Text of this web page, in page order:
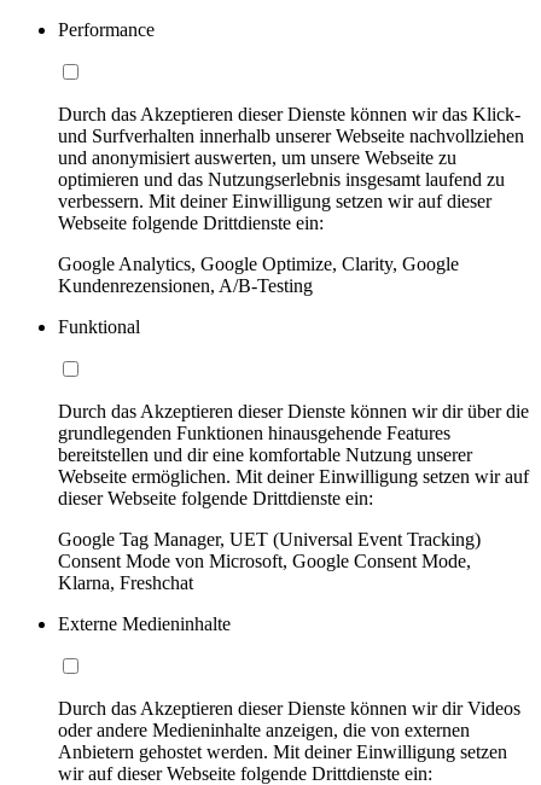
Performance
Durch das Akzeptieren dieser Dienste können wir das Klick-
und Surfverhalten innerhalb unserer Webseite nachvollziehen
und anonymisiert auswerten, um unsere Webseite zu
optimieren und das Nutzungserlebnis insgesamt laufend zu
verbessern. Mit deiner Einwilligung setzen wir auf dieser
Webseite folgende Drittdienste ein:
Google Analytics, Google Optimize, Clarity, Google
Kundenrezensionen, A/B-Testing
Funktional
Durch das Akzeptieren dieser Dienste können wir dir über die
grundlegenden Funktionen hinausgehende Features
bereitstellen und dir eine komfortable Nutzung unserer
Webseite ermöglichen. Mit deiner Einwilligung setzen wir auf
dieser Webseite folgende Drittdienste ein:
Google Tag Manager, UET (Universal Event Tracking)
Consent Mode von Microsoft, Google Consent Mode,
Klarna, Freshchat
Externe Medieninhalte
Durch das Akzeptieren dieser Dienste können wir dir Videos
oder andere Medieninhalte anzeigen, die von externen
Anbietern gehostet werden. Mit deiner Einwilligung setzen
wir auf dieser Webseite folgende Drittdienste ein: